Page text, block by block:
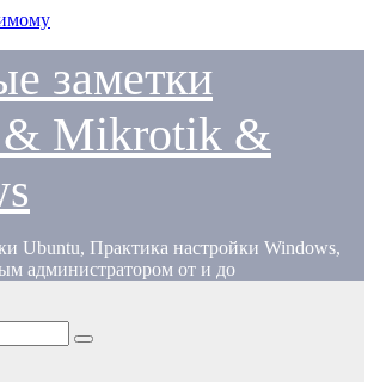
заметки
& Mikrotik &
Ubuntu, Практика настройки Windows,
администратором от и до